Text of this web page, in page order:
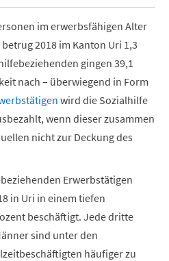
im erwerbsfähigen Alter
2018 im Kanton Uri 1,3
gingen 39,1
nach – überwiegend in Form
wird die Sozialhilfe
wenn dieser zusammen
nicht zur Deckung des
Erwerbstätigen
in Uri in einem tiefen
beschäftigt. Jede dritte
sind unter den
häufiger zu